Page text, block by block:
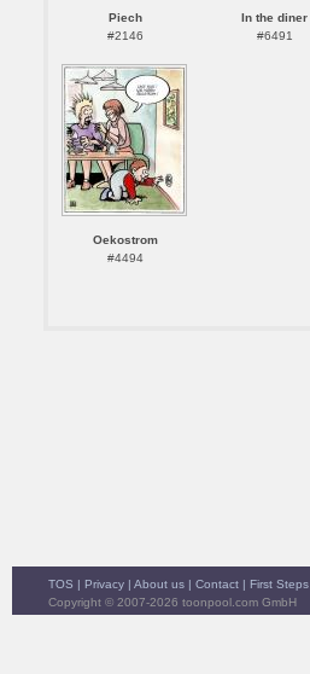
Piech
#2146
In the diner
#6491
Oekostrom
#4494
TOS | Privacy | About us | Contact | First Steps
Copyright © 2007-2026 toonpool.com GmbH